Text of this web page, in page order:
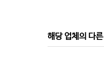
해당 업체의 다른